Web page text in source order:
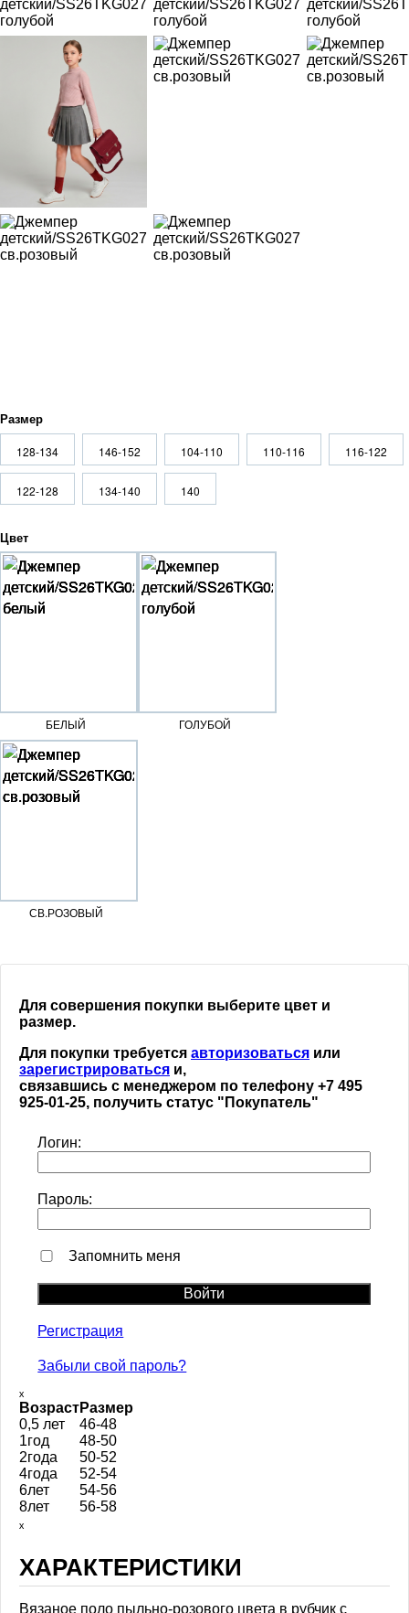
Размер
128-134 146-152 104-110 110-116 116-122
122-128 134-140 140
Цвет
БЕЛЫЙ ГОЛУБОЙ
СВ.РОЗОВЫЙ
Для совершения покупки выберите цвет и
размер.
Для покупки требуется авторизоваться или
зарегистрироваться и,
связавшись с менеджером по телефону +7 495
925-01-25, получить статус "Покупатель"
Логин:
Пароль:
Запомнить меня
Регистрация
Забыли свой пароль?
ₓ
ВозрастРазмер
0,5 лет
46-48
1год
48-50
2года
50-52
4года
52-54
6лет
54-56
8лет
56-58
ₓ
ХАРАКТЕРИСТИКИ
Вязаное поло пыльно-розового цвета в рубчик с